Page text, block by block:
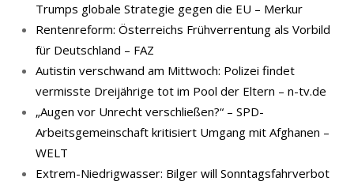
Trumps globale Strategie gegen die EU – Merkur
Rentenreform: Österreichs Frühverrentung als Vorbild
für Deutschland – FAZ
Autistin verschwand am Mittwoch: Polizei findet
vermisste Dreijährige tot im Pool der Eltern – n-tv.de
„Augen vor Unrecht verschließen?“ – SPD-
Arbeitsgemeinschaft kritisiert Umgang mit Afghanen –
WELT
Extrem-Niedrigwasser: Bilger will Sonntagsfahrverbot